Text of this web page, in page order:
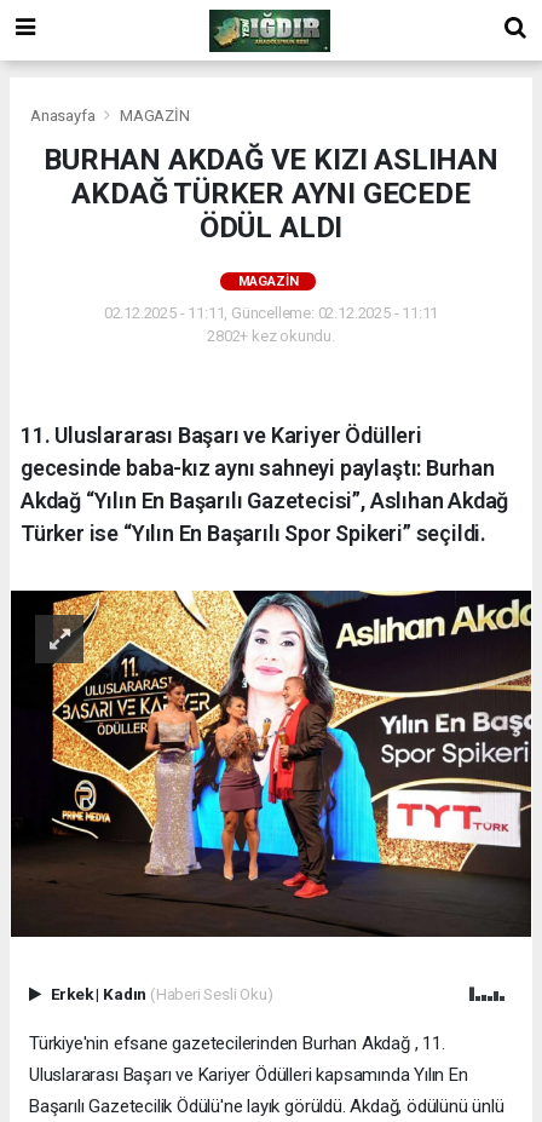
Anasayfa MAGAZİN
BURHAN AKDAĞ VE KIZI ASLIHAN
AKDAĞ TÜRKER AYNI GECEDE
ÖDÜL ALDI
MAGAZİN
02.12.2025 - 11:11, Güncelleme: 02.12.2025 - 11:11
2802+ kez okundu.
11. Uluslararası Başarı ve Kariyer Ödülleri
gecesinde baba-kız aynı sahneyi paylaştı: Burhan
Akdağ “Yılın En Başarılı Gazetecisi”, Aslıhan Akdağ
Türker ise “Yılın En Başarılı Spor Spikeri” seçildi.
Erkek| Kadın (Haberi Sesli Oku)
Türkiye'nin efsane gazetecilerinden Burhan Akdağ , 11.
Uluslararası Başarı ve Kariyer Ödülleri kapsamında Yılın En
Başarılı Gazetecilik Ödülü'ne layık görüldü. Akdağ, ödülünü ünlü